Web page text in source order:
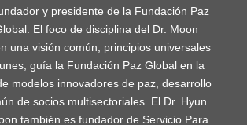
y presidente de la Fundación Paz
El foco de disciplina del Dr. Moon
una visión común, principios universales
guía la Fundación Paz Global en la
modelos innovadores de paz, desarrollo
de socios multisectoriales. El Dr. Hyun
también es fundador de Servicio Para